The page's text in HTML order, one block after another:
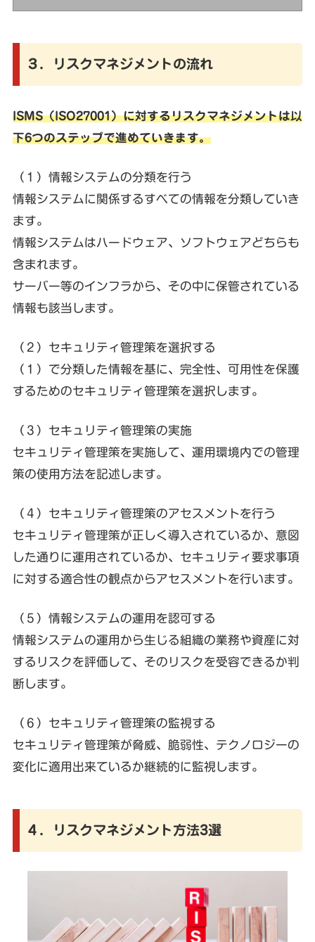
３．リスクマネジメントの流れ
ISMS（ISO27001）に対するリスクマネジメントは以
下6つのステップで進めていきます。
（１）情報システムの分類を行う
情報システムに関係するすべての情報を分類していき
ます。
情報システムはハードウェア、ソフトウェアどちらも
含まれます。
サーバー等のインフラから、その中に保管されている
情報も該当します。
（２）セキュリティ管理策を選択する
（１）で分類した情報を基に、完全性、可用性を保護
するためのセキュリティ管理策を選択します。
（３）セキュリティ管理策の実施
セキュリティ管理策を実施して、運用環境内での管理
策の使用方法を記述します。
（４）セキュリティ管理策のアセスメントを行う
セキュリティ管理策が正しく導入されているか、意図
した通りに運用されているか、セキュリティ要求事項
に対する適合性の観点からアセスメントを行います。
（５）情報システムの運用を認可する
情報システムの運用から生じる組織の業務や資産に対
するリスクを評価して、そのリスクを受容できるか判
断します。
（６）セキュリティ管理策の監視する
セキュリティ管理策が脅威、脆弱性、テクノロジーの
変化に適用出来ているか継続的に監視します。
４．リスクマネジメント方法3選